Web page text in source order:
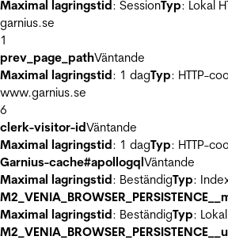
Maximal lagringstid: SessionTyp: Lokal
garnius.se
1
prev_page_pathVäntande
Maximal lagringstid: 1 dagTyp: HTTP-
www.garnius.se
6
clerk-visitor-idVäntande
Maximal lagringstid: 1 dagTyp: HTTP-
Garnius-cache#apollogqlVäntande
Maximal lagringstid: BeständigTyp:
Maximal lagringstid: BeständigTyp: